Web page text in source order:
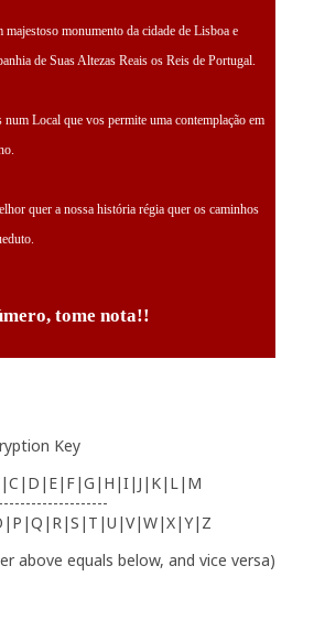
monumento da cidade de Lisboa e
de Suas Altezas Reais os Reis de Portugal.
num Local que vos permite uma contemplação em
quer a nossa história régia quer os caminhos
tome nota!!
Key
above equals below, and vice versa)